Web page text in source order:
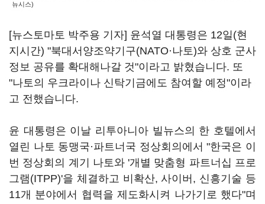
뉴시스)
[뉴스토마토 박주용 기자] 윤석열 대통령은 12일(현
지시간) "북대서양조약기구(NATO·나토)와 상호 군사
정보 공유를 확대해나갈 것"이라고 밝혔습니다. 또
"나토의 우크라이나 신탁기금에도 참여할 예정"이라
고 전했습니다.
윤 대통령은 이날 리투아니아 빌뉴스의 한 호텔에서
열린 나토 동맹국·파트너국 정상회의에서 "한국은 이
번 정상회의 계기 나토와 '개별 맞춤형 파트너십 프로
그램(ITPP)'을 체결하고 비확산, 사이버, 신흥기술 등
11개 분야에서 협력을 제도화시켜 나가기로 했다"며